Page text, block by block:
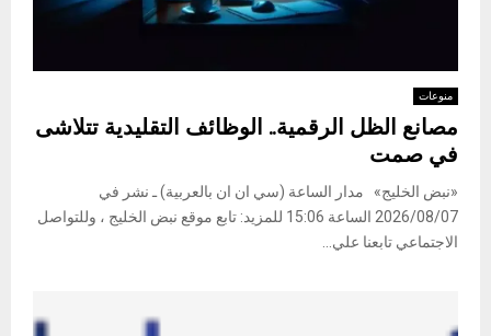
منوعات
مصانع الظل الرقمية.. الوظائف التقليدية تتلاشى
في صمت
«نبض الخليج» مدار الساعة (سي ان ان بالعربية) ـ نشر في
2026/08/07 الساعة 15:06 للمزيد: تابع موقع نبض الخليج ، وللتواصل
الاجتماعي تابعنا علي...